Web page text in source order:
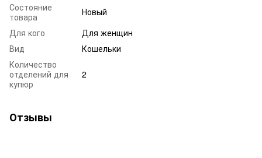
Состояние
товара
Новый
Для кого
Для женщин
Вид
Кошельки
Количество
отделений для
купюр
2
Отзывы